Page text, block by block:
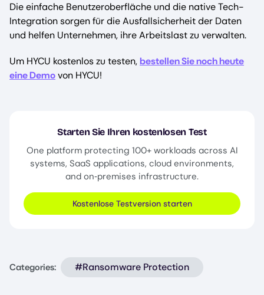
Die einfache Benutzeroberfläche und die native Tech-
Integration sorgen für die Ausfallsicherheit der Daten
und helfen Unternehmen, ihre Arbeitslast zu verwalten.
Um HYCU kostenlos zu testen,bestellen Sie noch heute
eine Demovon HYCU!
Starten Sie Ihren kostenlosen Test
One platform protecting 100+ workloads across AI
systems, SaaS applications, cloud environments,
and on‑premises infrastructure.
Kostenlose Testversion starten
Categories: #Ransomware Protection